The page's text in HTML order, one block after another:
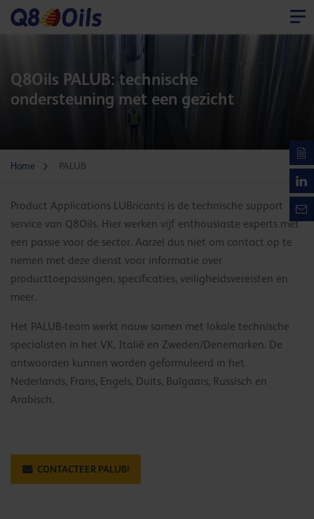
Q8Oils PALUB: technische
ondersteuning met een gezicht
Home PALUB
Product Applications LUBricants is de technische support
service van Q8Oils. Hier werken vijf enthousiaste experts met
een passie voor de sector. Aarzel dus niet om contact op te
nemen met deze dienst voor informatie over
producttoepassingen, specificaties, veiligheidsvereisten en
meer.
Het PALUB-team werkt nauw samen met lokale technische
specialisten in het VK, Italië en Zweden/Denemarken. De
antwoorden kunnen worden geformuleerd in het
Nederlands, Frans, Engels, Duits, Bulgaars, Russisch en
Arabisch.
CONTACTEER PALUB!